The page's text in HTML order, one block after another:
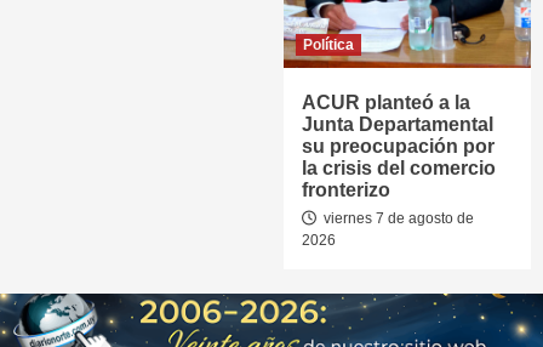
Política
ACUR planteó a la
Junta Departamental
su preocupación por
la crisis del comercio
fronterizo
viernes 7 de agosto de
2026